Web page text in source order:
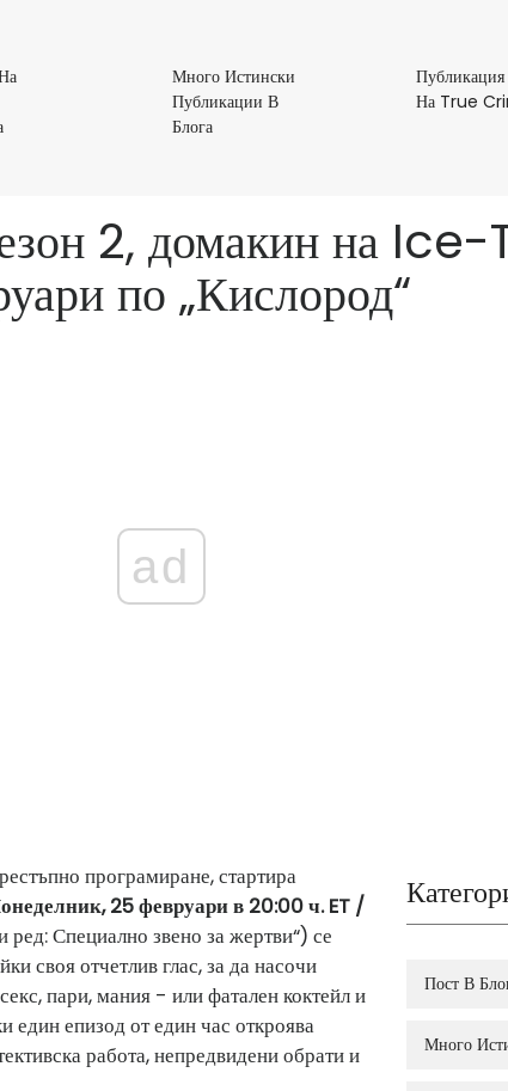
Пост
За
Много Истински
Публикации В
БлогаМного
На True
2, домакин на
по „Кислород“
ad
програмиране, стартира
25 февруари в 20:00 ч. ET /
ред: Специално звено за жертви“) се
своя отчетлив глас, за да насочи
пари, мания - или фатален коктейл и
един епизод от един час откроява
работа, непредвидени обрати и
Пост В
Много